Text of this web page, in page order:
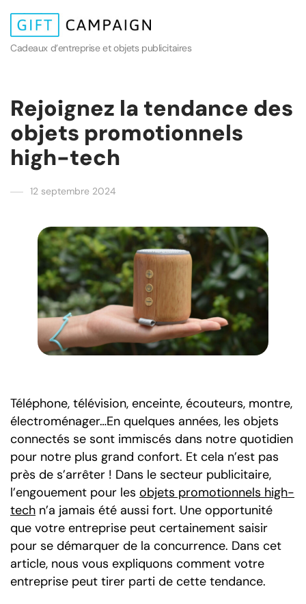
Cadeaux d’entreprise et objets publicitaires
Rejoignez la tendance des
objets promotionnels
high-tech
12 septembre 2024
Téléphone, télévision, enceinte, écouteurs, montre,
électroménager…En quelques années, les objets
connectés se sont immiscés dans notre quotidien
pour notre plus grand confort. Et cela n’est pas
près de s’arrêter ! Dans le secteur publicitaire,
l’engouement pour les objets promotionnels high-
tech n’a jamais été aussi fort. Une opportunité
que votre entreprise peut certainement saisir
pour se démarquer de la concurrence. Dans cet
article, nous vous expliquons comment votre
entreprise peut tirer parti de cette tendance.